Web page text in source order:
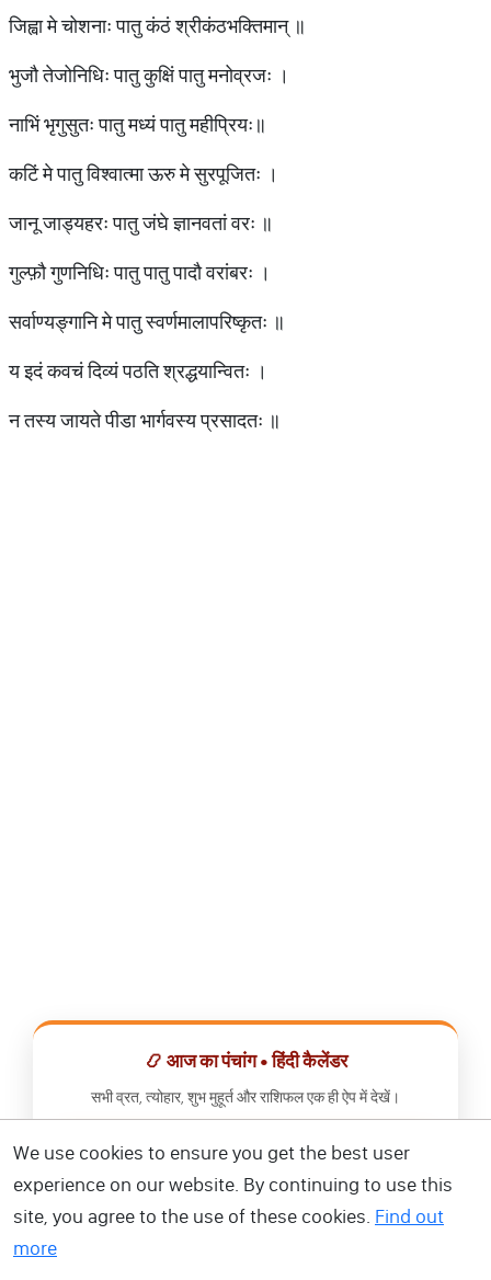
जिह्वा मे चोशनाः पातु कंठं श्रीकंठभक्तिमान् ॥
भुजौ तेजोनिधिः पातु कुक्षिं पातु मनोव्रजः ।
नाभिं भृगुसुतः पातु मध्यं पातु महीप्रियः॥
कटिं मे पातु विश्वात्मा ऊरु मे सुरपूजितः ।
जानू जाड्यहरः पातु जंघे ज्ञानवतां वरः ॥
गुल्फ़ौ गुणनिधिः पातु पातु पादौ वरांबरः ।
सर्वाण्यङ्गानि मे पातु स्वर्णमालापरिष्कृतः ॥
य इदं कवचं दिव्यं पठति श्रद्धयान्वितः ।
न तस्य जायते पीडा भार्गवस्य प्रसादतः ॥
📿 आज का पंचांग • हिंदी कैलेंडर
सभी व्रत, त्योहार, शुभ मुहूर्त और राशिफल एक ही ऐप में देखें।
📅 हिंदी कैलेंडर ऐप डाउनलोड करें
We use cookies to ensure you get the best user
experience on our website. By continuing to use this
site, you agree to the use of these cookies. Find out
more